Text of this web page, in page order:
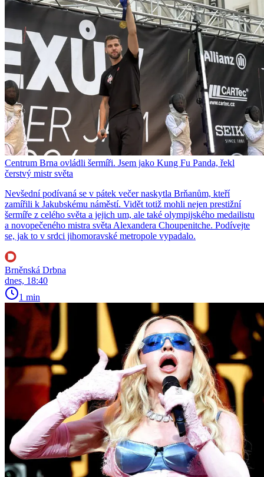
Centrum Brna ovládli šermíři. Jsem jako Kung Fu Panda, řekl
čerstvý mistr světa
Nevšední podívaná se v pátek večer naskytla Brňanům, kteří
zamířili k Jakubskému náměstí. Vidět totiž mohli nejen prestižní
šermíře z celého světa a jejich um, ale také olympijského medailistu
a novopečeného mistra světa Alexandera Choupenitche. Podívejte
se, jak to v srdci jihomoravské metropole vypadalo.
Brněnská Drbna
dnes, 18:40
1 min